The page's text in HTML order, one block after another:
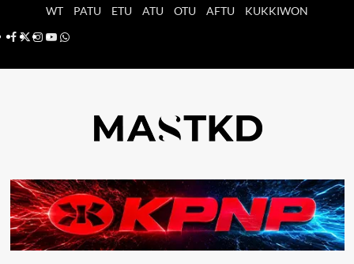
WT PATU ETU ATU OTU AFTU
KUKKIWON
Facebook
X Instagram
YouTube
Whatsapp